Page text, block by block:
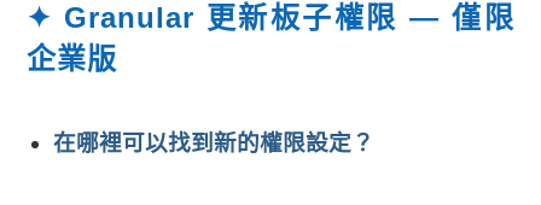
✦ Granular 更新板子權限 — 僅限
企業版
在哪裡可以找到新的權限設定？